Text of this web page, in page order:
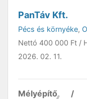
PanTáv Kft.
Pécs és környéke,
Nettó 400 000 Ft /
2026. 02. 11.
Mélyépítő /